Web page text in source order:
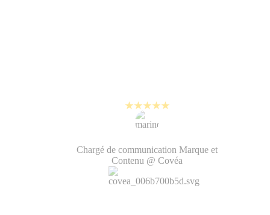
Chargé de communication Marque et
Contenu @ Covéa